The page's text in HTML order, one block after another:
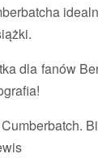
dla fanów